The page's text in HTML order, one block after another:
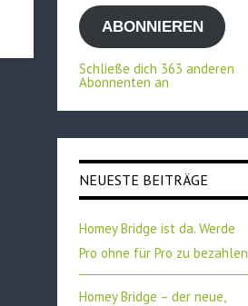
Mail-
AdresseABONNIEREN
Schließe dich 363 anderen
Abonnenten an
NEUESTE BEITRÄGE
Homey Bridge ist da. Werde
Pro ohne für Pro zu bezahlen
Homey Bridge – der neue,